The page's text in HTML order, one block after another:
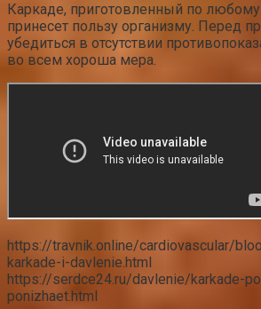
Каркаде, приготовленный по любому
принесет пользу организму. Перед
убедиться в отсутствии
во всем хороша мера.
https://travnik.online/cardiovascular/
karkade-i-davlenie.html
https://serdce24.ru/davlenie/karkade-
ponizhaet.html